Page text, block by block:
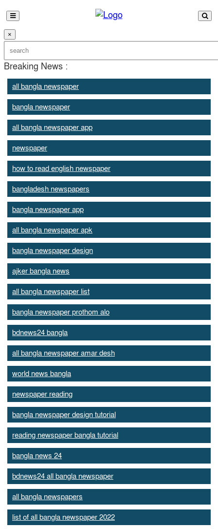
×
Breaking News :
all bangla newspaper
bangla newspaper
all bangla newspaper app
newspaper
how to read english newspaper
bangladesh newspapers
bangla newspaper app
all bangla newspaper apk
bangla newspaper design
ajker bangla news
all bangla newspaper list
bangla newspaper prothom alo
bdnews24 bangla
all bangla newspaper amar desh
world news bangla
newspaper reading
bangla newspaper design tutorial
reading newspaper bangla tutorial
bangla news 24
bdnews24 all bangla newspaper
all bangla newspapers
list of all bangla newspaper 2022